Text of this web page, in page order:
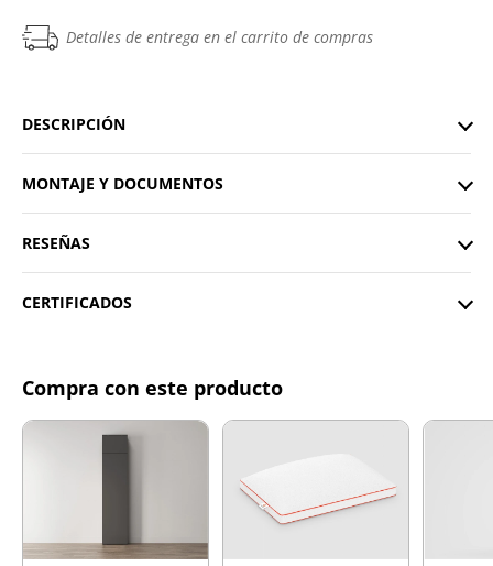
Detalles de entrega en el carrito de compras
DESCRIPCIÓN
MONTAJE Y DOCUMENTOS
RESEÑAS
CERTIFICADOS
Compra con este producto